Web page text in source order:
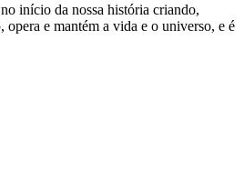
início da nossa história criando,
opera e mantém a vida e o universo, e é